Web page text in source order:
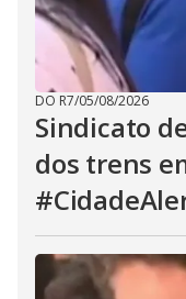
DO R7/05/08/2026
Sindicato
dos trens